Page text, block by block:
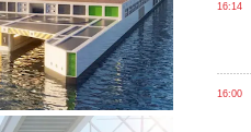
16:14
16:00